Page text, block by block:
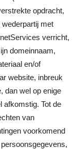
opdracht,
wederpartij met
verricht,
domeinnaam,
en/of
website, inbreuk
dan wel op enige
afkomstig. Tot de
van
voorkomend